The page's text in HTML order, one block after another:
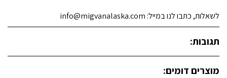
לשאלות, כתבו לנו במייל: info@migvanalaska.com
תגובות:
מוצרים דומים: